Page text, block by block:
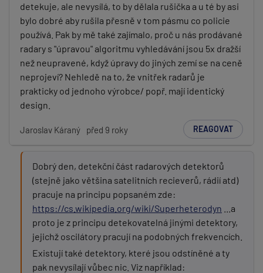
detekuje, ale nevysílá, to by dělala rušička a u té by asi
bylo dobré aby rušila přesně v tom pásmu co policie
používá. Pak by mě také zajímalo, proč u nás prodávané
radary s "úpravou" algoritmu vyhledávání jsou 5x dražší
než neupravené, když úpravy do jiných zemí se na ceně
neprojeví? Nehledě na to, že vnitřek radarů je
prakticky od jednoho výrobce/ popř. mají identický
design.
Jaroslav Káraný před 9 roky REAGOVAT
Dobrý den, detekční část radarových detektorů
(stejně jako většina satelitních recieverů, rádií atd)
pracuje na principu popsaném zde:
https://cs.wikipedia.org/wiki/Superheterodyn ...a
proto je z principu detekovatelná jinými detektory,
jejichž oscilátory pracují na podobných frekvencích.
Existují také detektory, které jsou odstíněné a ty
pak nevysílají vůbec nic. Viz například: